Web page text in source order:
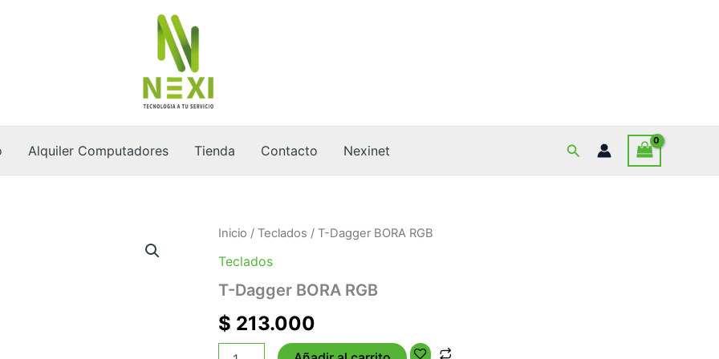
Alquiler Computadores Tienda Contacto Nexinet Buscar
Inicio / Teclados / T-Dagger BORA RGB
Teclados
T-Dagger BORA RGB
$ 213.000
T-
BORA
cantidad